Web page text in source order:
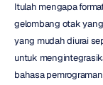
Itulah mengapa
gelombang otak
yang mudah diurai
untuk
bahasa